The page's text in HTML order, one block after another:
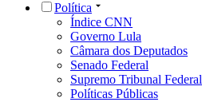
Política
Índice CNN
Governo Lula
Câmara dos Deputados
Senado Federal
Supremo Tribunal Federal
Políticas Públicas